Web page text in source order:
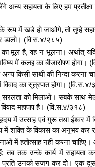
अन्य सहायता के लिए हम
के रूप में खडे हो जाओगे, तो तुम्हे
डालो। (वि.स.४/२८५)
का मूल है, यह न भूलना। अर्थात्
में कलह का बीजारोपण होगा।
अन्य किसी साथी की निन्दा
का सूत्रपात होगा।
को मिलाओ। सबके साथ
महापाप है। (वि.स.४/३१८)
में उत्साह एवं गुरू तथा ईश्वर में
में शक्ति के विकास का अनुभव कर
में हतोत्साह नहीं करना चाहिए।
तब तक उन्के कार्य में सहायता
प्रति उनको सजग कर दो। एक